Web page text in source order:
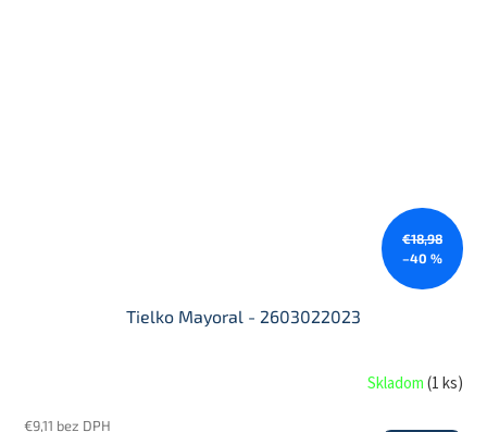
€18,98
–40 %
Tielko Mayoral - 2603022023
Skladom(1 ks)
€9,11 bez DPH